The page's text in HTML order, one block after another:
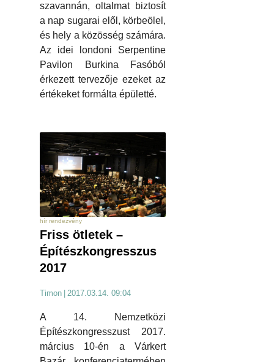
szavannán, oltalmat biztosít
a nap sugarai elől, körbeölel,
és hely a közösség számára.
Az idei londoni Serpentine
Pavilon Burkina Fasóból
érkezett tervezője ezeket az
értékeket formálta épületté.
hír rendezvény
Friss ötletek –
Építészkongresszus
2017
Timon | 2017.03.14. 09:04
A 14. Nemzetközi
Építészkongresszust 2017.
március 10-én a Várkert